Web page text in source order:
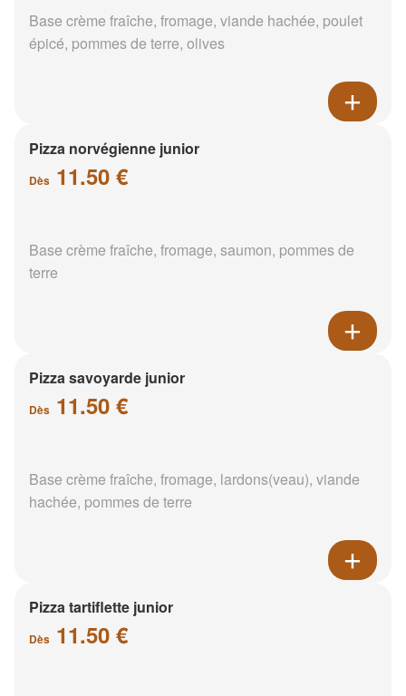
Base crème fraîche, fromage, viande hachée, poulet
épicé, pommes de terre, olives
Pizza norvégienne junior
Dès 11.50 €
Base crème fraîche, fromage, saumon, pommes de
terre
Pizza savoyarde junior
Dès 11.50 €
Base crème fraîche, fromage, lardons(veau), viande
hachée, pommes de terre
Pizza tartiflette junior
Dès 11.50 €